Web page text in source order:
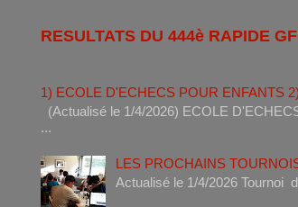
RESULTATS DU 444è RAPIDE
1) ECOLE D'ECHECS POUR ENFANTS
(Actualisé le 1/4/2026) ECOLE
...
LES PROCHAINS
Actualisé le 1/4/